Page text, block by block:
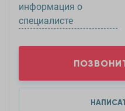
информация о
специалисте